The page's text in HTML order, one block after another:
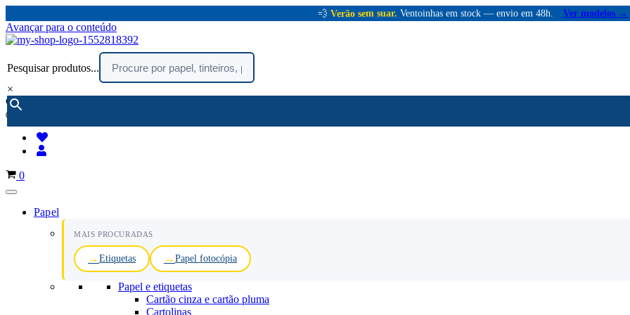
💨 Verão sem suar. Ventoinhas em stock — envio em 48h. Ver modelos →
Avançar para o conteúdo
Pesquisar produtos...
×
encomendar por telefone :
(chamada rede fixa nacional)
Carrinho
0
Papel
MAIS PROCURADAS
Etiquetas Papel fotocópia
Papel e etiquetas
Cartão cinza e cartão pluma
Cartolinas